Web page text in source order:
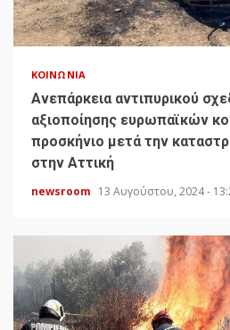
ΚΟΙΝΩΝΊΑ
Ανεπάρκεια αντιπυρικού
αξιοποίησης ευρωπαϊκών
προσκήνιο μετά την
στην Αττική
newsroom 13 Αυγούστου, 2024 -